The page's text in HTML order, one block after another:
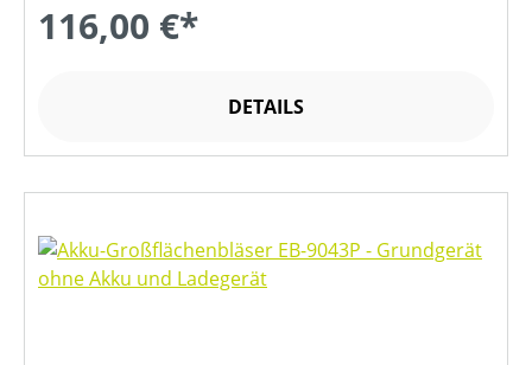
116,00 €*
DETAILS